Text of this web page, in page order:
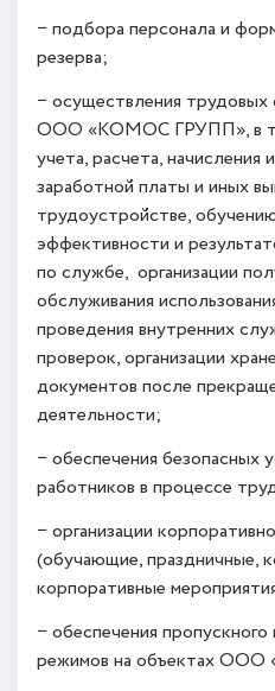
− подбора персонала и
резерва;
− осуществления
ООО «КОМОС ГРУПП», в
учета, расчета, начисления
заработной платы и иных
трудоустройстве,
эффективности и
по службе, организации
обслуживания
проведения внутренних
проверок, организации
документов после
деятельности;
− обеспечения безопасных
работников в процессе
− организации
(обучающие, праздничные,
корпоративные
− обеспечения
режимов на объектах